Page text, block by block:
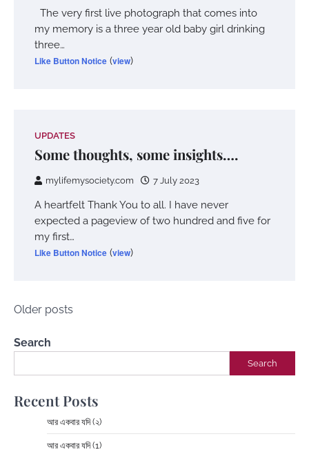
The very first live photograph that comes into
my memory is a three year old baby girl drinking
three…
Like Button Notice (view)
UPDATES
Some thoughts, some insights….
mylifemysociety.com 7 July 2023
A heartfelt Thank You to all. I have never
expected a pageview of two hundred and five for
my first…
Like Button Notice (view)
Posts
Older posts
Search
Search
Recent Posts
আর একবার যদি (২)
আর একবার যদি (1)